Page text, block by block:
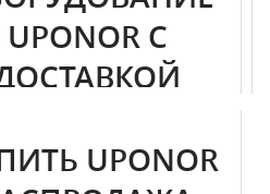
UPONOR С
Так как они являются н...
UPONOR